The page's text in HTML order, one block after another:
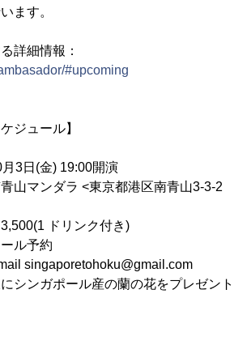
ます。
詳細情報：
#upcoming
ジュール】
(金) 19:00開演
ンダラ <東京都港区南青山3-3-2
ドリンク付き)
ル予約
シンガポール産の蘭の花をプレゼント